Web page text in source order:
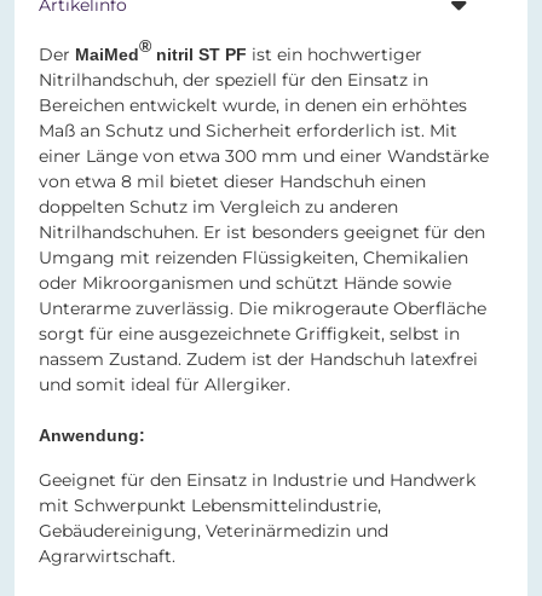
Artikelinfo
Der MaiMed® nitril ST PF ist ein hochwertiger
Nitrilhandschuh, der speziell für den Einsatz in
Bereichen entwickelt wurde, in denen ein erhöhtes
Maß an Schutz und Sicherheit erforderlich ist. Mit
einer Länge von etwa 300 mm und einer Wandstärke
von etwa 8 mil bietet dieser Handschuh einen
doppelten Schutz im Vergleich zu anderen
Nitrilhandschuhen. Er ist besonders geeignet für den
Umgang mit reizenden Flüssigkeiten, Chemikalien
oder Mikroorganismen und schützt Hände sowie
Unterarme zuverlässig. Die mikrogeraute Oberfläche
sorgt für eine ausgezeichnete Griffigkeit, selbst in
nassem Zustand. Zudem ist der Handschuh latexfrei
und somit ideal für Allergiker.
Anwendung:
Geeignet für den Einsatz in Industrie und Handwerk
mit Schwerpunkt Lebensmittelindustrie,
Gebäudereinigung, Veterinärmedizin und
Agrarwirtschaft.